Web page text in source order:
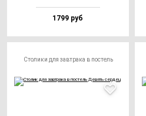
1799 руб
Столики для завтрака в постель